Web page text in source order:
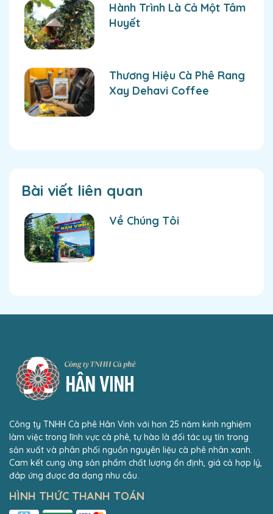
Hành Trình Là Cả Một Tâm
Huyết
Thương Hiệu Cà Phê Rang
Xay Dehavi Coffee
Bài viết liên quan
Về Chúng Tôi
Công ty TNHH Cà phê Hân Vinh với hơn 25 năm kinh nghiệm
làm việc trong lĩnh vực cà phê, tự hào là đối tác uy tín trong
sản xuất và phân phối nguồn nguyên liệu cà phê nhân xanh.
Cam kết cung ứng sản phẩm chất lượng ổn định, giá cả hợp lý,
đáp ứng được đa dạng nhu cầu.
HÌNH THỨC THANH TOÁN